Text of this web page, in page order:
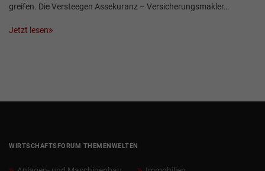
greifen. Die Versteegen Assekuranz – Versicherungsmakler…
Jetzt lesen
WIRTSCHAFTSFORUM THEMENWELTEN